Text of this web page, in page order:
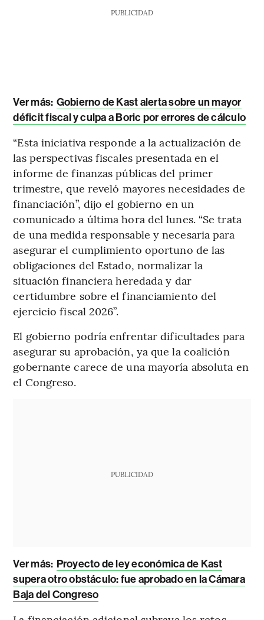
PUBLICIDAD
Ver más: Gobierno de Kast alerta sobre un mayor
déficit fiscal y culpa a Boric por errores de cálculo
“Esta iniciativa responde a la actualización de
las perspectivas fiscales presentada en el
informe de finanzas públicas del primer
trimestre, que reveló mayores necesidades de
financiación”, dijo el gobierno en un
comunicado a última hora del lunes. “Se trata
de una medida responsable y necesaria para
asegurar el cumplimiento oportuno de las
obligaciones del Estado, normalizar la
situación financiera heredada y dar
certidumbre sobre el financiamiento del
ejercicio fiscal 2026”.
El gobierno podría enfrentar dificultades para
asegurar su aprobación, ya que la coalición
gobernante carece de una mayoría absoluta en
el Congreso.
PUBLICIDAD
Ver más: Proyecto de ley económica de Kast
supera otro obstáculo: fue aprobado en la Cámara
Baja del Congreso